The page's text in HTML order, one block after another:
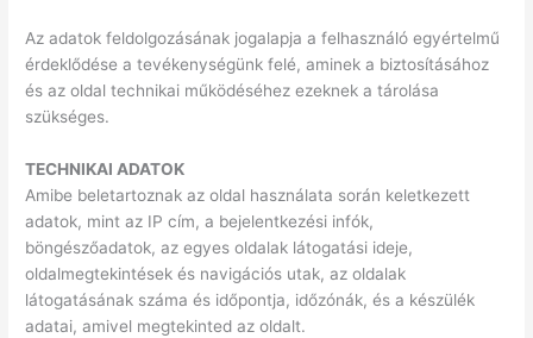
Az adatok feldolgozásának jogalapja a felhasználó egyértelmű
érdeklődése a tevékenységünk felé, aminek a biztosításához
és az oldal technikai működéséhez ezeknek a tárolása
szükséges.
TECHNIKAI ADATOK
Amibe beletartoznak az oldal használata során keletkezett
adatok, mint az IP cím, a bejelentkezési infók,
böngészőadatok, az egyes oldalak látogatási ideje,
oldalmegtekintések és navigációs utak, az oldalak
látogatásának száma és időpontja, időzónák, és a készülék
adatai, amivel megtekinted az oldalt.